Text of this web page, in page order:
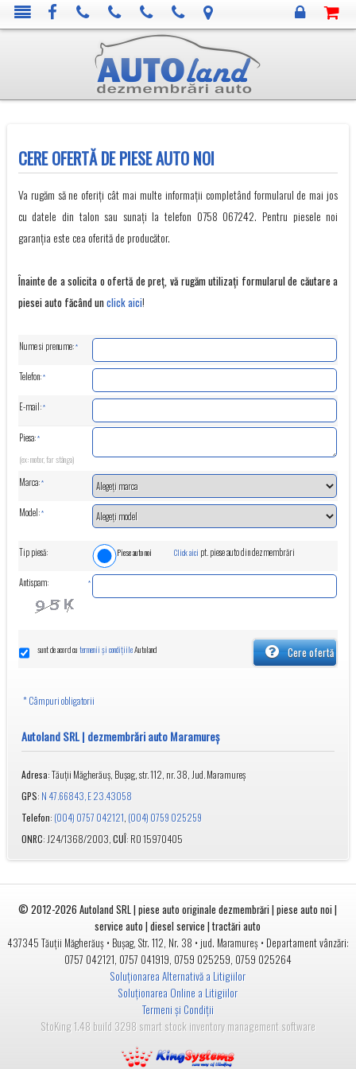
CERE OFERTĂ DE PIESE AUTO NOI
Va rugăm să ne oferiți cât mai multe informații completând formularul de mai jos
cu datele din talon sau sunați la telefon 0758 067242. Pentru piesele noi
garanția este cea oferită de producător.
Înainte de a solicita o ofertă de preț, vă rugăm utilizați formularul de căutare a
piesei auto făcând unclick aici!
Nume si prenume:*
Telefon:*
E-mail:*
Piesa:*
(ex: motor, far stânga)
Marca:*
Model:*
Tip piesă: Piese auto noi Click aici pt. piese auto din dezmembrări
Antispam: *
sunt de acord cu termenii și condițiileAutoland Cere ofertă
* Câmpuri obligatorii
Autoland SRL | dezmembrări auto Maramureș
Adresa: Tăuții Măgherăuș, Bușag, str. 112, nr. 38, Jud. Maramureș
GPS: N 47.66843, E 23.43058
Telefon: (004) 0757 042121, (004) 0759 025259
ONRC: J24/1368/2003,CUÎ: RO 15970405
© 2012-2026Autoland SRL | piese auto originale dezmembrări | piese auto noi |
service auto | diesel service | tractări auto
437345 Tăuții Măgherăuș• Bușag, Str. 112, Nr. 38 • jud. Maramureș • Departament vânzări:
0757 042121, 0757 041919, 0759 025259, 0759 025264
Soluționarea Alternativă a Litigiilor
Soluționarea Online a Litigiilor
Termeni și Condiții
StoKing 1.48 build 3298 smart stock inventory management software